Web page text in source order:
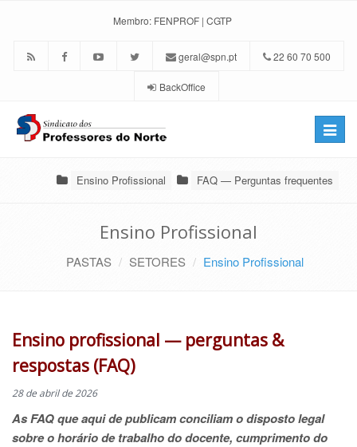
Membro: FENPROF | CGTP
geral@spn.pt 22 60 70 500
BackOffice
Toggle
Ensino Profissional FAQ — Perguntas frequentes
Ensino Profissional
PASTAS SETORES Ensino Profissional
Ensino profissional — perguntas &
respostas (FAQ)
28 de abril de 2026
As FAQ que aqui de publicam conciliam o disposto legal
sobre o horário de trabalho do docente, cumprimento do